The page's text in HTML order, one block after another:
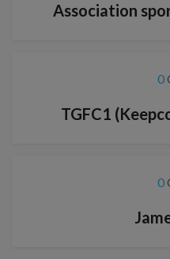
Association
0
TGFC1
0